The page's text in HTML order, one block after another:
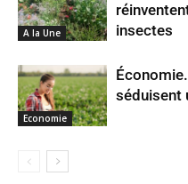
A la Une
insectes
Economie
séduisent